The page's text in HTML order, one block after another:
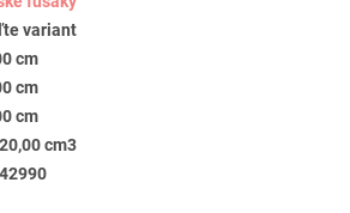
variant
cm
cm
cm
cm3